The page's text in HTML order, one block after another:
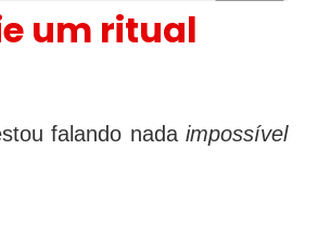
um ritual
falando nadaimpossível